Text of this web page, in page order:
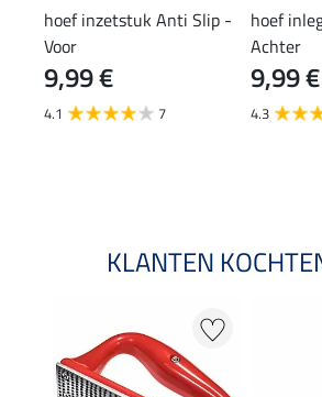
hoef inzetstuk Anti Slip -
Voor
9,99 €
4.1 7
hoef
Achter
9,99 €
4.3
KLANTEN